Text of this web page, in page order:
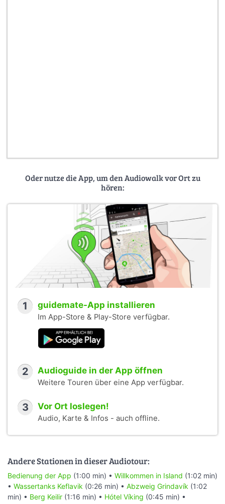
Oder nutze die App, um den Audiowalk vor Ort zu
hören:
1 guidemate-App installieren
Im App-Store & Play-Store verfügbar.
2 Audioguide in der App öffnen
Weitere Touren über eine App verfügbar.
3 Vor Ort loslegen!
Audio, Karte & Infos - auch offline.
Andere Stationen in dieser Audiotour:
Bedienung der App (1:00 min) • Willkommen in Island (1:02 min)
• Wassertanks Keflavik (0:26 min) • Abzweig Grindavík (1:02
min) • Berg Keilir (1:16 min) • Hótel Víking (0:45 min) •